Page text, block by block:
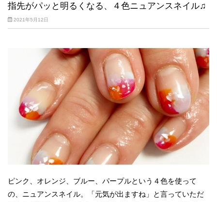
指先がパッと明るくなる、４色ニュアンスネイル♫
2021年5月12日
ピンク、オレンジ、ブルー、パープルという４色を使って
の、ニュアンスネイル。「元気が出ますね」と言っていただ